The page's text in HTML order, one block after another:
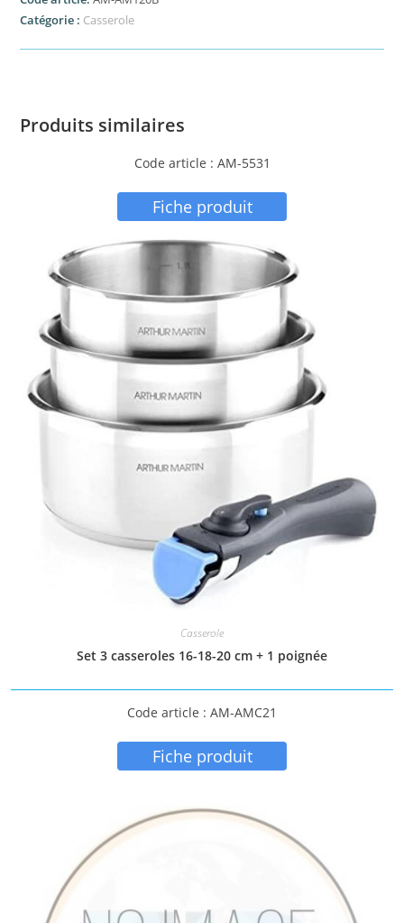
Catégorie : Casserole
Produits similaires
Code article : AM-5531
Fiche produit
Casserole
Set 3 casseroles 16-18-20 cm + 1 poignée
Code article : AM-AMC21
Fiche produit